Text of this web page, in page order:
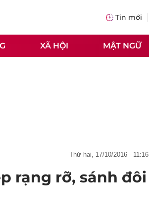
Tin mới
XÃ HỘI MẬT NGỮ
thứ hai, 17/10/2016 - 11:16
rạng rỡ, sánh đôi